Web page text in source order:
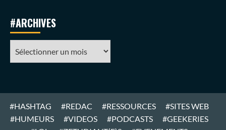
#ARCHIVES
#HASHTAG #REDAC #RESSOURCES
#SITES WEB
#HUMEURS
#VIDEOS #PODCASTS
#GEEKERIES